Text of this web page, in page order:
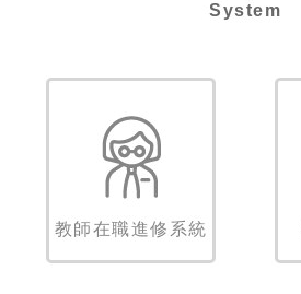
System
教師在職進修系統